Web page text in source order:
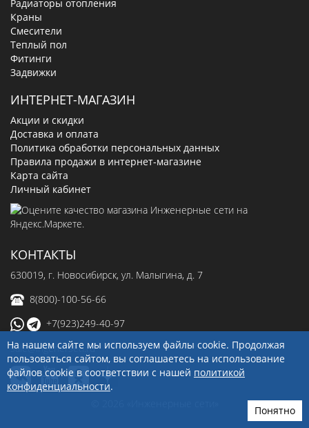
Радиаторы отопления
Краны
Смесители
Теплый пол
Фитинги
Задвижки
ИНТЕРНЕТ-МАГАЗИН
Акции и скидки
Доставка и оплата
Политика обработки персональных данных
Правила продажи в интернет-магазине
Карта сайта
Личный кабинет
КОНТАКТЫ
630019, г. Новосибирск, ул. Малыгина, д. 7
8(800)-100-56-66
+7(923)249-40-97
sale@ingenerseti.ru
На нашем сайте мы используем файлы cookie. Продолжая
пользоваться сайтом, вы соглашаетесь на использование
файлов cookie в соответствии с нашей политикой
конфиденциальности.
Понятно